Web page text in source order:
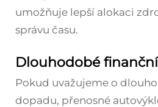
umožňuje lepší alokaci
správu času.
Dlouhodobé
Pokud uvažujeme o
dopadu, přenosné